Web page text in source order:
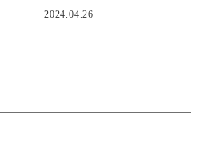
2024.04.26